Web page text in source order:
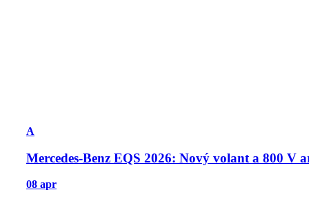
A
Mercedes-Benz EQS 2026: Nový volant a 800 V
08 apr